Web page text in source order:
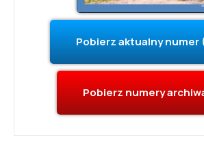
Pobierz aktualny numer
Pobierz numery